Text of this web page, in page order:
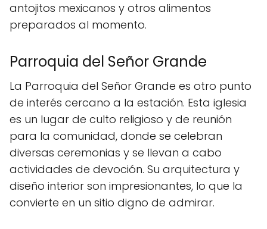
antojitos mexicanos y otros alimentos
preparados al momento.
Parroquia del Señor Grande
La Parroquia del Señor Grande es otro punto
de interés cercano a la estación. Esta iglesia
es un lugar de culto religioso y de reunión
para la comunidad, donde se celebran
diversas ceremonias y se llevan a cabo
actividades de devoción. Su arquitectura y
diseño interior son impresionantes, lo que la
convierte en un sitio digno de admirar.